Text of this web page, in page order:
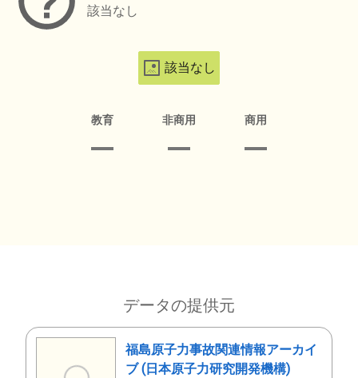
該当なし
該当なし
教育 非商用 商用
データの提供元
福島原子力事故関連情報アーカイ
ブ (日本原子力研究開発機構)